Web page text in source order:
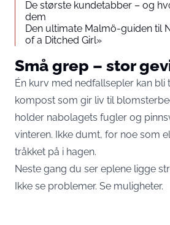
De største kundetabber – og
dem
Den ultimate Malmö-guiden til
of a Ditched Girl»
Små grep – stor
Én kurv med nedfallsepler kan bli
kompost som gir liv til
holder nabolagets fugler og
vinteren. Ikke dumt, for noe som
tråkket på i hagen.
Neste gang du ser eplene ligge
Ikke se problemer. Se muligheter.